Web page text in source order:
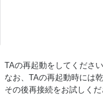
TAの再起動をしてください
なお、TAの再起動時には
その後再接続をお試しくだ